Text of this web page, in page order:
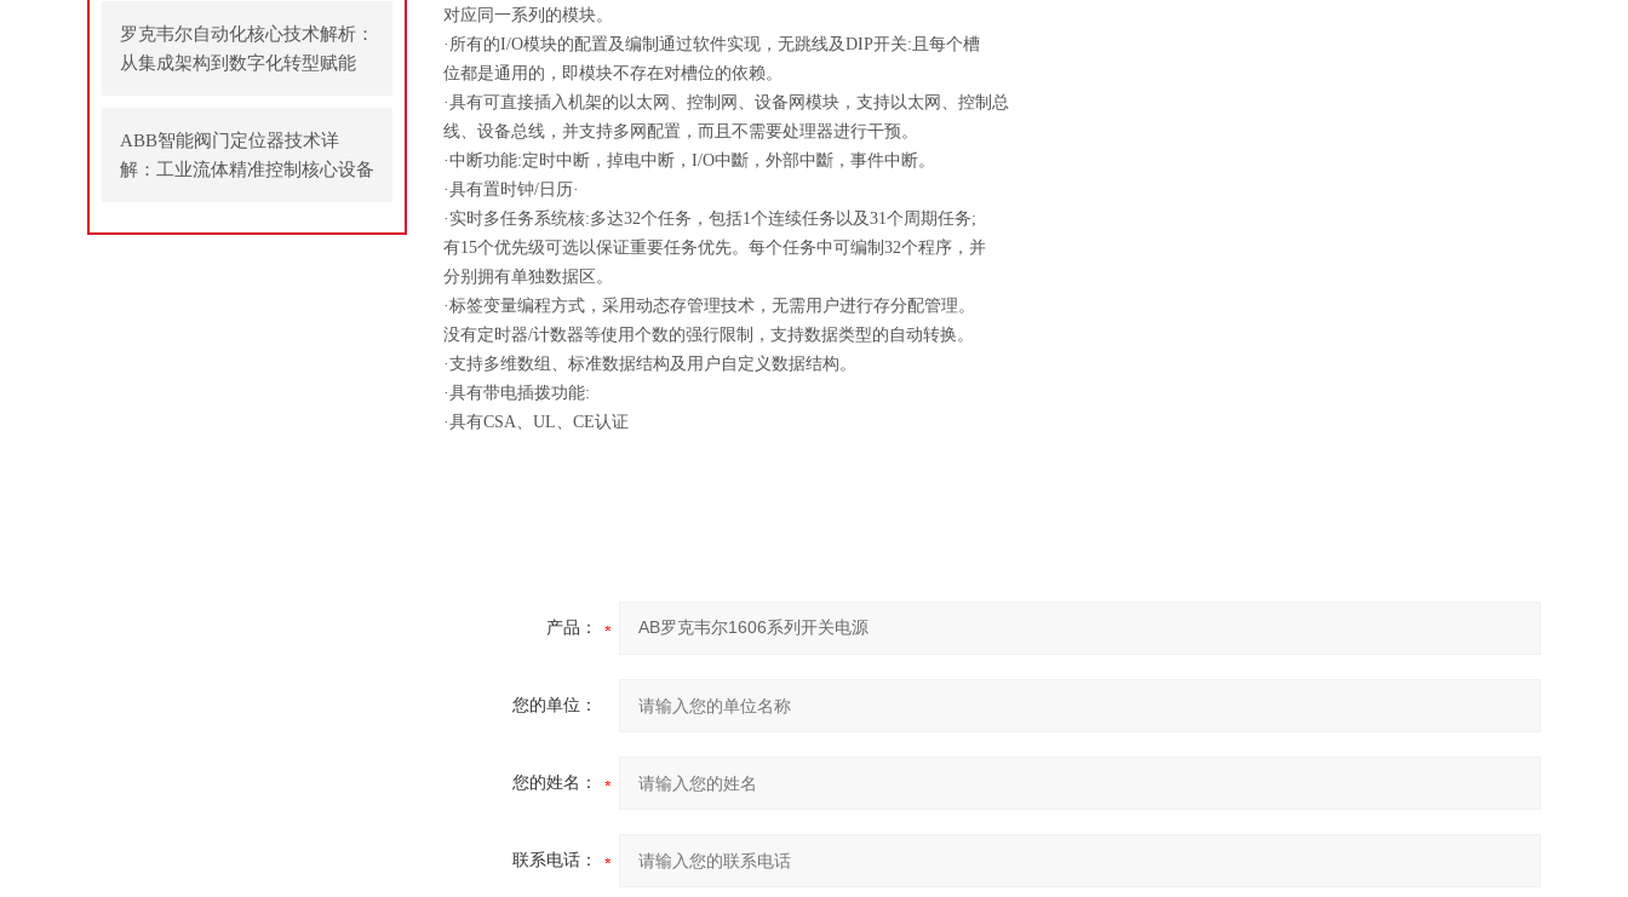
罗克韦尔自动化核心技术解析：
从集成架构到数字化转型赋能
ABB智能阀门定位器技术详
解：工业流体精准控制核心设备
对应同一系列的模块。
·所有的I/O模块的配置及编制通过软件实现，无跳线及DIP开关:且每个槽
位都是通用的，即模块不存在对槽位的依赖。
·具有可直接插入机架的以太网、控制网、设备网模块，支持以太网、控制总
线、设备总线，并支持多网配置，而且不需要处理器进行干预。
·中断功能:定时中断，掉电中断，I/O中斷，外部中斷，事件中断。
·具有置时钟/日历·
·实时多任务系统核:多达32个任务，包括1个连续任务以及31个周期任务;
有15个优先级可选以保证重要任务优先。每个任务中可编制32个程序，并
分别拥有单独数据区。
·标签变量编程方式，采用动态存管理技术，无需用户进行存分配管理。
没有定时器/计数器等使用个数的强行限制，支持数据类型的自动转换。
·支持多维数组、标准数据结构及用户自定义数据结构。
·具有带电插拨功能:
·具有CSA、UL、CE认证
产品：
您的单位：
您的姓名：
联系电话：